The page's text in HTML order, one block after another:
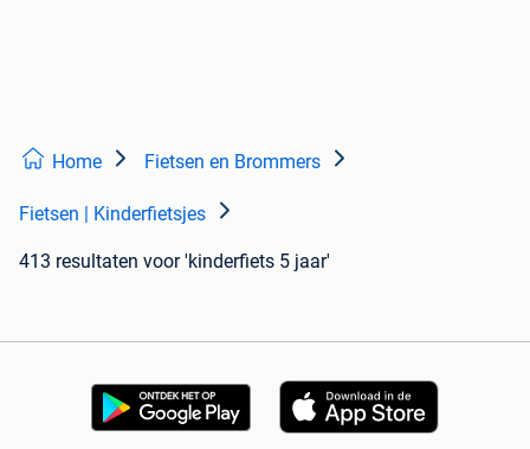
Home Fietsen en Brommers
Fietsen | Kinderfietsjes
413 resultaten voor 'kinderfiets 5 jaar'